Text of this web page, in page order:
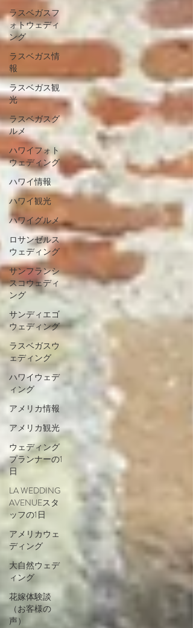
ラスベガスフ
ォトウェディ
ング
ラスベガス情
報
ラスベガス観
光
ラスベガスグ
ルメ
ハワイフォト
ウェディング
ハワイ情報
ハワイ観光
ハワイグルメ
ロサンゼルス
ウェディング
サンフランシ
スコウェディ
ング
サンディエゴ
ウェディング
ラスベガスウ
ェディング
ハワイウェデ
ィング
アメリカ情報
アメリカ観光
ウェディング
プランナーの1
日
LA WEDDING
AVENUEスタ
ッフの1日
アメリカウェ
ディング
大自然ウェデ
ィング
花嫁体験談
（お客様の
声）